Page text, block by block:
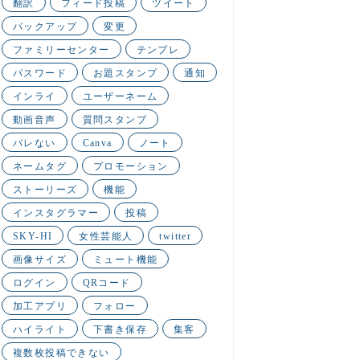
翻訳 フィード投稿 ツイート
バックアップ 変更
ファミリーセンター テンプレ
パスワード お題スタンプ 通知
インライ ユーザーネーム
動画音声 質問スタンプ
バレない Canva ノート
ネームタグ プロモーション
ストーリーズ 機能
インスタグラマー 投稿
SKY-HI 女性芸能人 twitter
画像サイズ ミュート機能
ログイン QRコード
加工アプリ フォロー
ハイライト 下書き保存 集客
複数枚投稿できない